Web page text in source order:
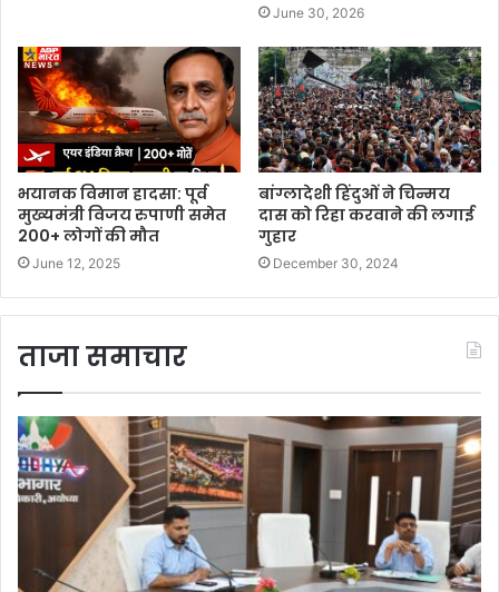
June 30, 2026
भयानक विमान हादसा: पूर्व
मुख्यमंत्री विजय रुपाणी समेत
200+ लोगों की मौत
June 12, 2025
बांग्लादेशी हिंदुओं ने चिन्मय
दास को रिहा करवाने की लगाई
गुहार
December 30, 2024
ताजा समाचार